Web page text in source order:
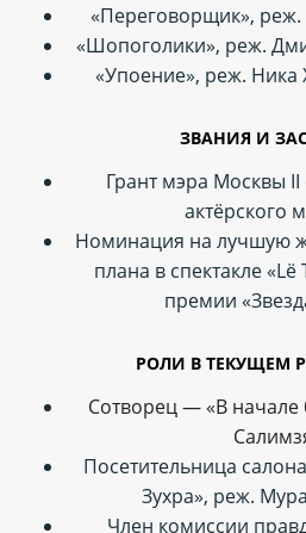
«Переговорщик», реж.
«Шопоголики», реж.
«Упоение», реж. Ника
ЗВАНИЯ И
Грант мэра Москвы II
актёрского
Номинация на лучшую
плана в спектакле
премии
РОЛИ В ТЕКУЩЕМ
Сотворец — «В
Посетительница
Зухра», реж.
Член комиссии